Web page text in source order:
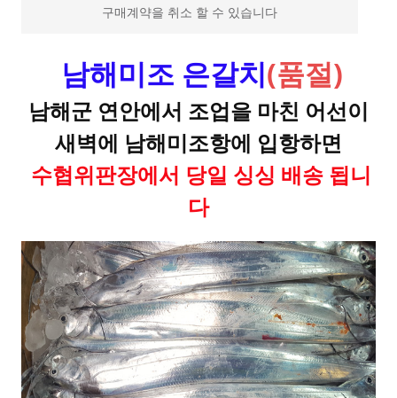
구매계약을 취소 할 수 있습니다
남해미조 은갈치(품절)
남해군 연안에서 조업을 마친 어선이
새벽에 남해미조항에 입항하면
수협위판장에서 당일 싱싱 배송 됩니
다